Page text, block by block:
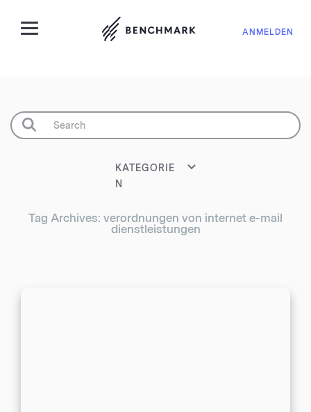
ANMELDEN
KATEGORIE
N
Tag Archives: verordnungen von internet e-mail
dienstleistungen